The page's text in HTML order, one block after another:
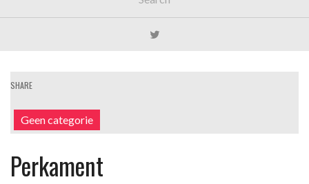
SHARE
Geen categorie
Perkament